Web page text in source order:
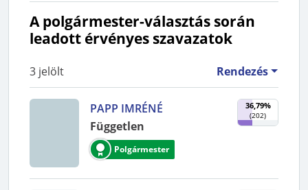
A polgármester-választás során
leadott érvényes szavazatok
3 jelölt Rendezés
PAPP IMRÉNÉ
Független
Polgármester
36,79%
(202)